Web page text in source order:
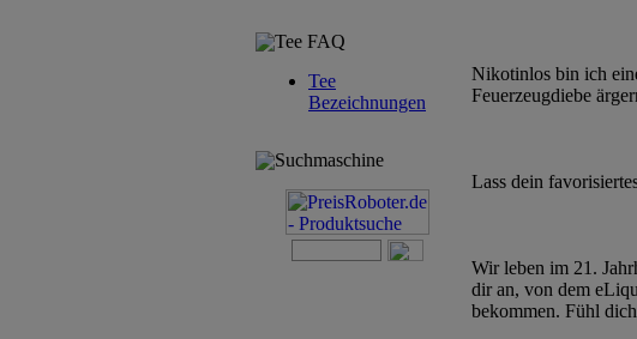
Tee FAQ
Tee
Bezeichnungen
Suchmaschine
Nikotinlos bin ich
Feuerzeugdiebe
Lass dein
Wir leben im 21.
dir an, von dem
bekommen. Fühl